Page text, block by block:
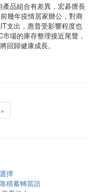
品組合有差異，宏碁擅長
幾年疫情居家辦公，對商
支出，惠普受影響程度也
場的庫存整理接近尾聲，
回歸健康成長。
»
擇
積蓄轉當諮